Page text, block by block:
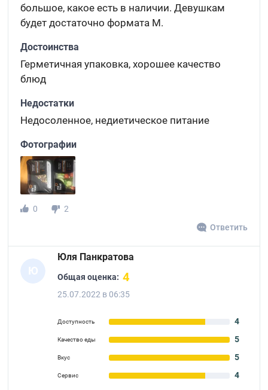
большое, какое есть в наличии. Девушкам
будет достаточно формата М.
Достоинства
Герметичная упаковка, хорошее качество
блюд
Недостатки
Недосоленное, недиетическое питание
Фотографии
0
2
Ответить
Ю
Юля Панкратова
Общая оценка: 4
25.07.2022 в 06:35
Доступность 4
Качество еды 5
Вкус 5
Сервис 4